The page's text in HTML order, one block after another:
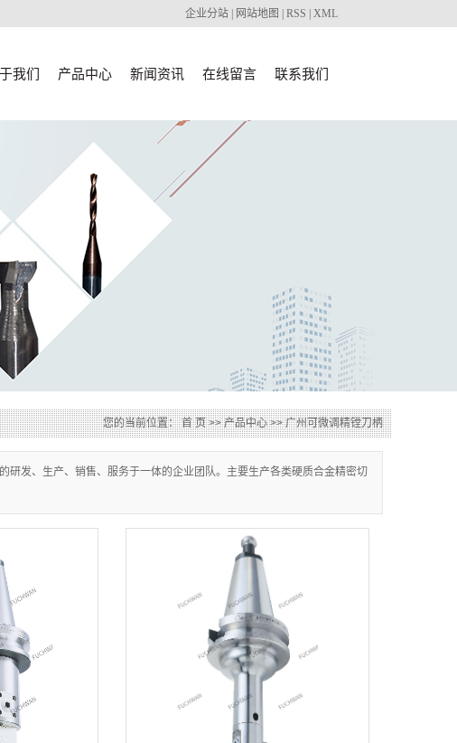
企业分站 网站地图 RSS XML
我们 产品中心
CAD CAM
Milling Burs
广州
FUCHWAN
刀具产品
广州油雾收
集器
广州代理产
品
新闻资讯
公司新闻
行业新闻
技术知识
在线留言 联系我们
您的当前位置：首 页>>产品中心>>广州可微调精镗刀柄
发、生产、销售、服务于一体的企业团队。主要生产各类硬质合金精密切